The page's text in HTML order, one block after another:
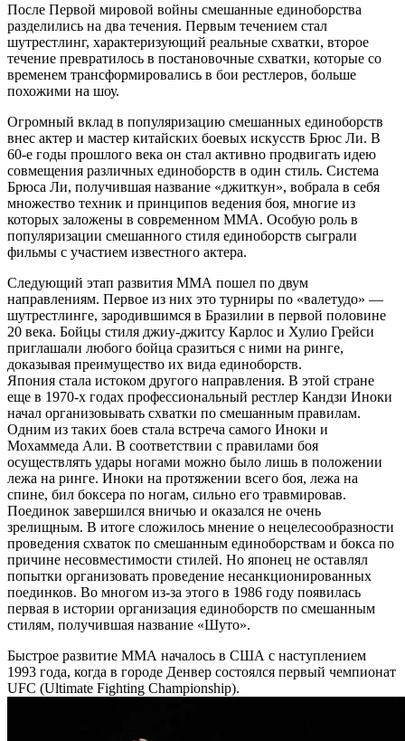
После Первой мировой войны смешанные единоборства
разделились на два течения. Первым течением стал
шутрестлинг, характеризующий реальные схватки, второе
течение превратилось в постановочные схватки, которые со
временем трансформировались в бои рестлеров, больше
похожими на шоу.
Огромный вклад в популяризацию смешанных единоборств
внес актер и мастер китайских боевых искусств Брюс Ли. В
60-е годы прошлого века он стал активно продвигать идею
совмещения различных единоборств в один стиль. Система
Брюса Ли, получившая название «джиткун», вобрала в себя
множество техник и принципов ведения боя, многие из
которых заложены в современном ММА. Особую роль в
популяризации смешанного стиля единоборств сыграли
фильмы с участием известного актера.
Следующий этап развития ММА пошел по двум
направлениям. Первое из них это турниры по «валетудо» —
шутрестлинге, зародившимся в Бразилии в первой половине
20 века. Бойцы стиля джиу-джитсу Карлос и Хулио Грейси
приглашали любого бойца сразиться с ними на ринге,
доказывая преимущество их вида единоборств.
Япония стала истоком другого направления. В этой стране
еще в 1970-х годах профессиональный рестлер Кандзи Иноки
начал организовывать схватки по смешанным правилам.
Одним из таких боев стала встреча самого Иноки и
Мохаммеда Али. В соответствии с правилами боя
осуществлять удары ногами можно было лишь в положении
лежа на ринге. Иноки на протяжении всего боя, лежа на
спине, бил боксера по ногам, сильно его травмировав.
Поединок завершился вничью и оказался не очень
зрелищным. В итоге сложилось мнение о нецелесообразности
проведения схваток по смешанным единоборствам и бокса по
причине несовместимости стилей. Но японец не оставлял
попытки организовать проведение несанкционированных
поединков. Во многом из-за этого в 1986 году появилась
первая в истории организация единоборств по смешанным
стилям, получившая название «Шуто».
Быстрое развитие ММА началось в США с наступлением
1993 года, когда в городе Денвер состоялся первый чемпионат
UFC (Ultimate Fighting Championship).